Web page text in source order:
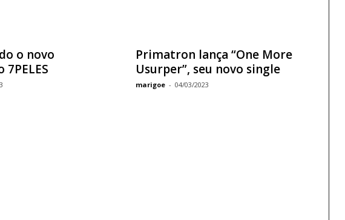
o novo
Primatron lança “One More
Usurper”, seu novo single
marigoe - 04/03/2023